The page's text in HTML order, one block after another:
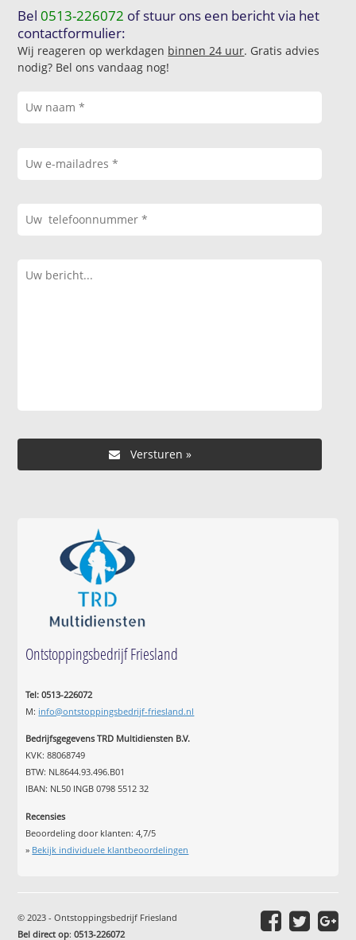
Bel0513-226072 of stuur ons een bericht via het
contactformulier:
Wij reageren op werkdagen binnen 24 uur. Gratis advies
nodig? Bel ons vandaag nog!
Ontstoppingsbedrijf Friesland
Tel: 0513-226072
M: info@ontstoppingsbedrijf-friesland.nl
Bedrijfsgegevens TRD Multidiensten B.V.
KVK: 88068749
BTW: NL8644.93.496.B01
IBAN: NL50 INGB 0798 5512 32
Recensies
Beoordeling door klanten:4,7/5
» Bekijk individuele klantbeoordelingen
© 2023 - Ontstoppingsbedrijf Friesland
Bel direct op:0513-226072